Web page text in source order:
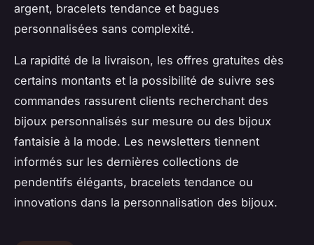
argent, bracelets tendance et bagues
personnalisées sans complexité.
La rapidité de la livraison, les offres gratuites dès
certains montants et la possibilité de suivre ses
commandes rassurent clients recherchant des
bijoux personnalisés sur mesure ou des bijoux
fantaisie à la mode. Les newsletters tiennent
informés sur les dernières collections de
pendentifs élégants, bracelets tendance ou
innovations dans la personnalisation des bijoux.